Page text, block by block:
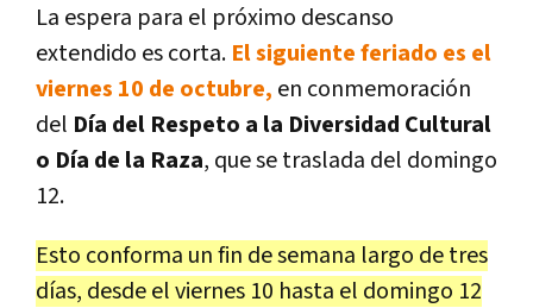
La espera para el próximo descanso
extendido es corta. El siguiente feriado es el
viernes 10 de octubre, en conmemoración
del Día del Respeto a la Diversidad Cultural
o Día de la Raza, que se traslada del domingo
12.
Esto conforma un fin de semana largo de tres
días, desde el viernes 10 hasta el domingo 12